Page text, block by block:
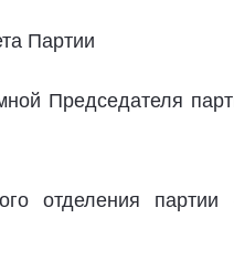
Партии
Председателя
отделения